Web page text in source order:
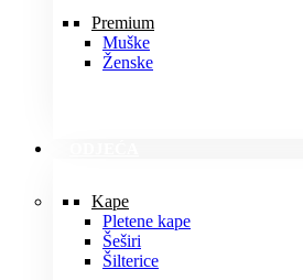
Premium
Muške
Ženske
Kape
Pletene kape
Šeširi
Šilterice